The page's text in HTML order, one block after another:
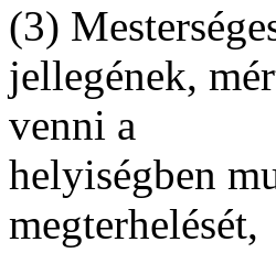
(3)
jellegének,
venni a
helyiségben
megterhelését,